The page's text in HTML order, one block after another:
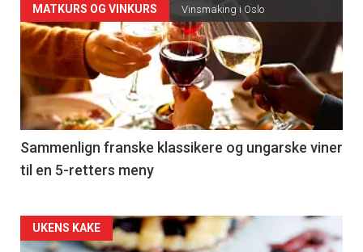
Forsiden
akkurat
nå
-
5
MATKURS OG VINKURS Vinsmaking i Oslo
Sammenlign franske klassikere og ungarske viner
til en 5-retters meny
Forsiden
UKENS KAKE